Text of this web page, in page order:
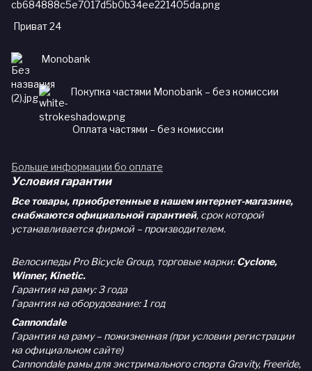
Приват 24
Monobank
Покупка частями Monobank – без комиссии
Оплата частями – без комиссии
Больше информации бо оплате
Условия гарантии
Все товары, приобретенные в нашем интернет-магазине,
снабжаются официальной гарантией, срок которой
устанавливается фирмой – производителем.
Велосипеды Pro Bicycle Group, торговые марки:Cyclone,
Winner, Kinetic.
Гарантия на раму: 3 года
Гарантия на оборудование: 1 год
Cannondale
Гарантия на раму – пожизненная (при условии регистрации
на официальном сайте)
Cannondale рамы для экстримального спорта Gravity, Freeride,